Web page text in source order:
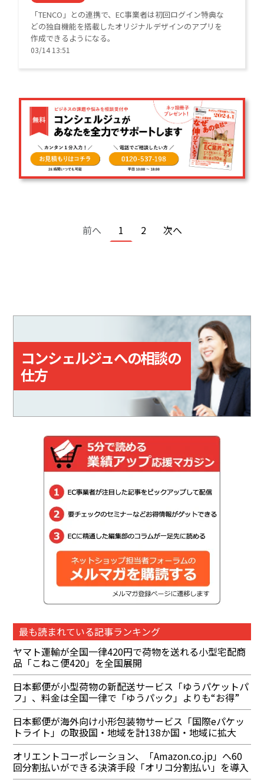
「TENCO」との連携で、EC事業者は初回ログイン特典な
どの独自機能を搭載したオリジナルデザインのアプリを
作成できるようになる。
03/14 13:51
前ページ
前へ カレントページ
1 ページ
2 次ページ
次へ
コンシェルジュへの相談の
仕方
最も読まれている記事ランキング
ヤマト運輸が全国一律420円で荷物を送れる小型宅配商
品「こねこ便420」を全国展開
日本郵便が小型荷物の新配送サービス「ゆうパケットパ
フ」、料金は全国一律で「ゆうパック」よりも“お得”
日本郵便が海外向け小形包装物サービス「国際eパケッ
トライト」の取扱国・地域を計138か国・地域に拡大
オリエントコーポレーション、「Amazon.co.jp」へ60
回分割払いができる決済手段「オリコ分割払い」を導入